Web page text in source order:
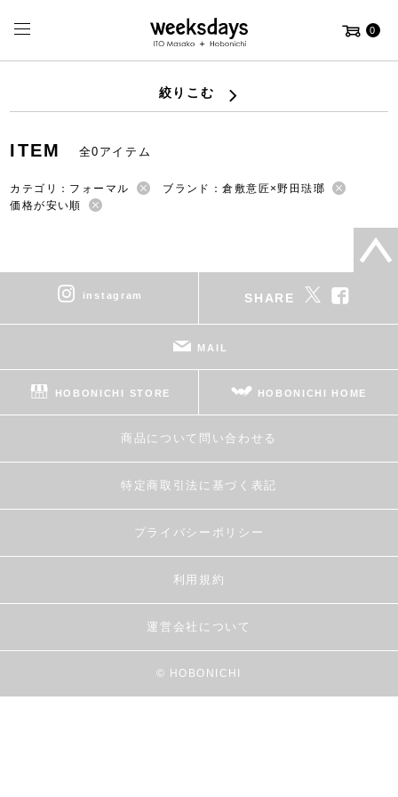
0
絞りこむ
ITEM 全0アイテム
カテゴリ：フォーマル
ブランド：倉敷意匠×野田琺瑯
価格が安い順
instagram SHARE
MAIL
HOBONICHI STORE HOBONICHI HOME
商品について問い合わせる
特定商取引法に基づく表記
プライバシーポリシー
利用規約
運営会社について
© HOBONICHI